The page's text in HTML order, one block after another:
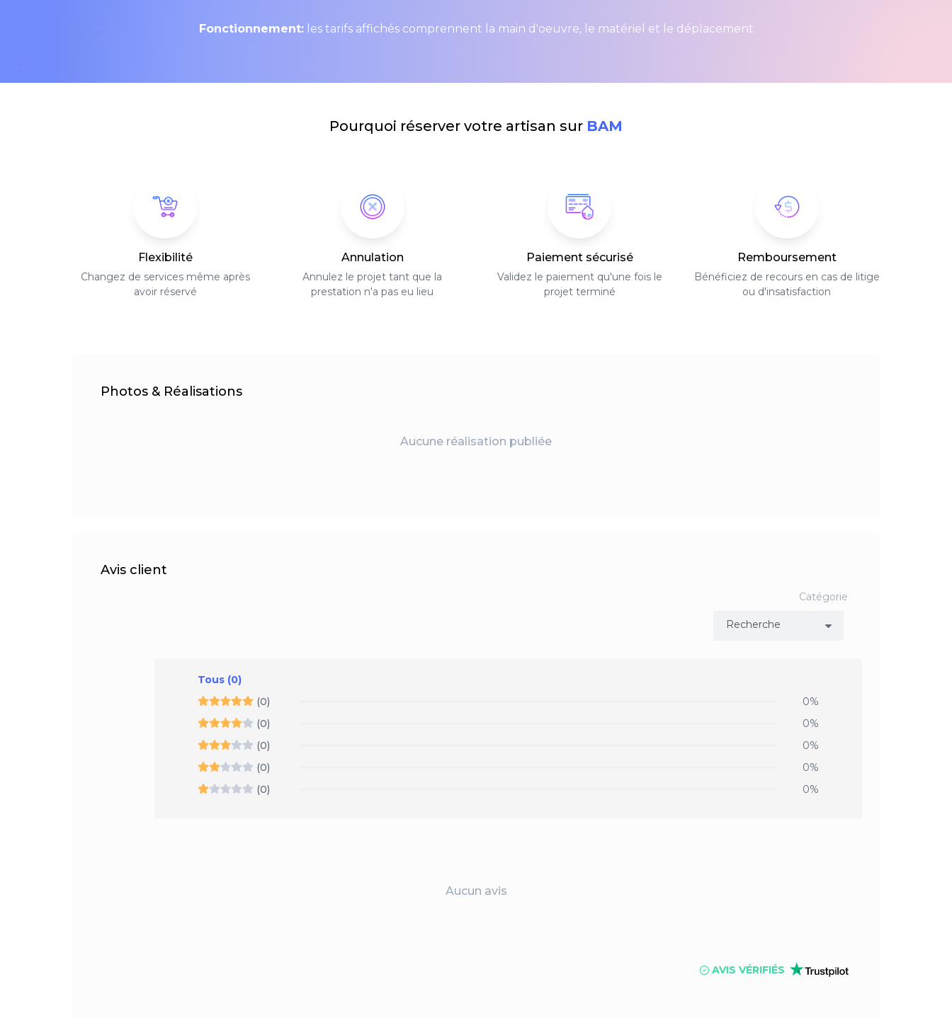
Fonctionnement:les tarifs affichés comprennent la main d'oeuvre, le matériel et le déplacement
Pourquoi réserver votre artisan sur BAM
Flexibilité
Changez de services même après
avoir réservé
Annulation
Annulez le projet tant que la
prestation n'a pas eu lieu
Paiement sécurisé
Validez le paiement qu'une fois le
projet terminé
Remboursement
Bénéficiez de recours en cas de litige
ou d'insatisfaction
Photos & Réalisations
Aucune réalisation publiée
Avis client
Catégorie
Tous (0)
(0)
0%
(0)
0%
(0)
0%
(0)
0%
(0)
0%
Aucun avis
AVIS VÉRIFIÉS